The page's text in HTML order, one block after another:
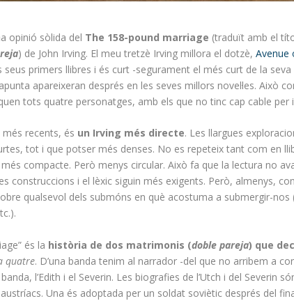
opinió sòlida del The 158-pound marriage (traduït amb el
) de John Irving. El meu tretzè Irving millora el dotzè,Avenue
seus primers llibres i és curt -segurament el més curt de la
apareixeran després en les seves millors novel·les. Això
tots quatre personatges, amb els que no tinc cap cable per
més recents, és un Irving més directe. Les llargues
tot i que potser més denses. No es repeteix tant com en
compacte. Però menys circular. Això fa que la lectura no
construccions i el lèxic siguin més exigents. Però, almenys,
qualsevol dels submóns en què acostuma a submergir-nos
és la història de dos matrimonis (doble pareja) que
quatre. D’una banda tenim al narrador -del que no arribem a
banda, l’Edith i el Severin. Les biografies de l’Utch i del Severin
Una és adoptada per un soldat soviètic després del